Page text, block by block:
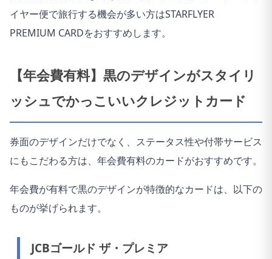
イヤー便で旅行する機会が多い方はSTARFLYER
PREMIUM CARDをおすすめします。
【年会費有料】黒のデザインがスタイリ
ッシュでかっこいいクレジットカード
券面のデザインだけでなく、ステータス性や付帯サービス
にもこだわる方は、年会費有料のカードがおすすめです。
年会費が有料で黒のデザインが特徴的なカードは、以下の
ものが挙げられます。
JCBゴールド ザ・プレミア